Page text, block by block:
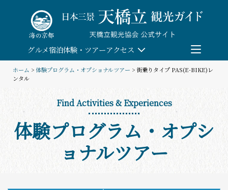
content
グルメ宿泊体験・ツアーアクセス
団体予約
教育/研修旅行
観る・遊ぶ
ホーム >体験プログラム・オプショナルツアー > 街乗りタイプ PAS(E-BIKE)レ
ンタル
Find Activities & Experiences
体験プログラム・オプシ
ョナルツアー